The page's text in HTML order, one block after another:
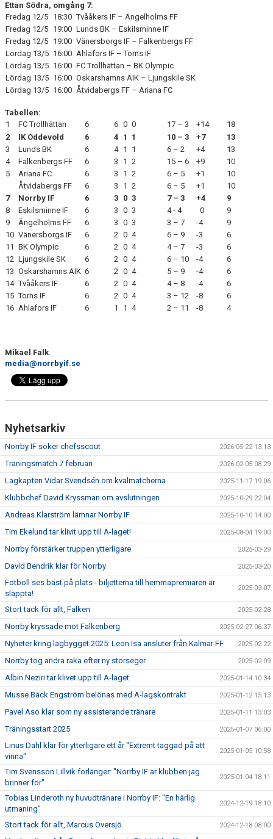
Ettan Södra, omgång 7:
Fredag 12/5 18:30 Tvååkers IF – Ängelholms FF
Fredag 12/5 19:00 Lunds BK – Eskilsminne IF
Fredag 12/5 19:00 Vänersborgs IF – Falkenbergs FF
Lördag 13/5 16:00 Ahlafors IF – Torns IF
Lördag 13/5 16:00 FC Trollhättan – BK Olympic
Lördag 13/5 16:00 Oskarshamns AIK – Ljungskile SK
Lördag 13/5 16:00 Åtvidabergs FF – Ariana FC
Tabellen:
1
FC Trollhättan 6 6 0 0 17 – 3 +14
18
2
IK Oddevold 6 4 1 1 10 – 3 +7
13
3
Lunds BK 6 4 1 1 6 – 2 +4
13
4
Falkenbergs FF 6 3 1 2 15 – 6 +9
10
5
Ariana FC 6 3 1 2 6 – 5 +1
10
Åtvidabergs FF
6 3 1 2 6 – 5 +1
10
7
Norrby IF 6 3 0 3 7 – 3 +4
9
8
Eskilsminne IF 6 3 0 3 4 - 4 0
9
9
Ängelholms FF 6 3 0 3 3 – 7 -4
9
10 Vänersborgs IF 6 2 0 4 6 – 9 -3
6
11 BK Olympic 6 2 0 4 4 – 7 -3
6
12 Ljungskile SK 6 2 0 4 6 – 10 -4
6
13 Oskarshamns AIK 6 2 0 4 5 – 9 -4
6
14 Tvååkers IF 6 2 0 4 4 – 8 -4
6
15 Torns IF 6 2 0 4 3 – 12 -8
6
16 Ahlafors IF 6 1 1 4 2 – 11 -8 4
Mikael Falk
media@norrbyif.se
Nyhetsarkiv
Norrby IF söker chefsscout 2026-05-22 13:13
Träningsmatch 7 februari 2026-02-05 08:29
Lagkapten Vidar Svendsén om kvalmatcherna 2025-11-17 19:06
Klubbchef David Kryssman om avslutningen 2025-10-29 22:04
Andreas Klarström lämnar Norrby IF 2025-10-10 14:00
Tim Ekelund tar klivit upp till A-laget! 2025-08-04 19:00
Norrby förstärker truppen ytterligare 2025-03-29
David Bendrik klar för Norrby 2025-03-20
Fotboll ses bäst på plats - biljetterna till hemmapremiären är
släppta!
2025-03-07
Stort tack för allt, Falken 2025-02-28
Norrby kryssade mot Falkenberg 2025-02-27 06:37
Nyheter kring lagbygget 2025: Leon Isa ansluter från Kalmar FF 2025-02-22
Norrby tog andra raka efter ny storseger 2025-02-09
Albin Neziri tar klivet upp till A-laget 2025-01-14 10:34
Musse Bäck Engström belönas med A-lagskontrakt 2025-01-12 15:13
Pavel Aso klar som ny assisterande tränare 2025-01-11 13:03
Träningsstart 2025 2025-01-07 06:00
Linus Dahl klar för ytterligare ett år "Extremt taggad på att
vinna"
2025-01-05 10:58
Tim Svensson Lillvik förlänger: "Norrby IF är klubben jag
brinner för"
2025-01-04 18:11
Tobias Linderoth ny huvudtränare i Norrby IF: "En härlig
utmaning"
2024-12-19 18:10
Stort tack för allt, Marcus Översjö 2024-12-18 08:00